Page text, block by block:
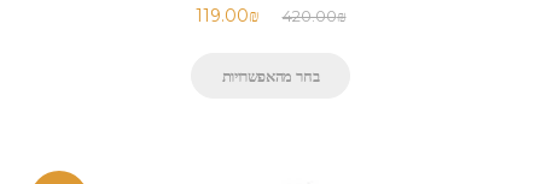
420.00₪
119.00₪
בחר מהאפשרויות